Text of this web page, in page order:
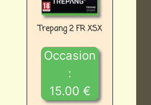
Trepang 2 FR XSX
Occasion
:
15.00 €